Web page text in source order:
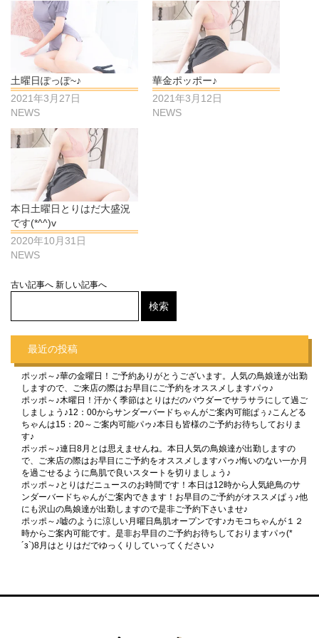
土曜日ぽっぽ~♪
2021年3月27日
NEWS
華金ポッポー♪
2021年3月12日
NEWS
本日土曜日とりはだ大盛況
です(*^^)v
2020年10月31日
NEWS
古い記事へ 新しい記事へ
最近の投稿
ポッポ～♪華の金曜日！ご予約ありがとうございます。人気の鳥娘達が出勤
しますので、ご来店の際はお早目にご予約をオススメしますパゥ♪
ポッポ～♪木曜日！汗かく季節はとりはだのパウダーでサラサラにして過ご
しましょう♪12：00からサンダーバードちゃんがご案内可能ぱぅ♪こんどる
ちゃんは15：20～ご案内可能パゥ♪本日も皆様のご予約お待ちしておりま
す♪
ポッポ～♪連日8月とは思えませんね。本日人気の鳥娘達が出勤しますの
で、ご来店の際はお早目にご予約をオススメしますパゥ♪悔いのない一か月
を過ごせるように鳥肌で良いスタートを切りましょう♪
ポッポ～♪とりはだニュースのお時間です！本日は12時から人気絶鳥のサ
ンダーバードちゃんがご案内できます！お早目のご予約がオススメぱぅ♪他
にも沢山の鳥娘達が出勤しますので是非ご予約下さいませ♪
ポッポ～♪嘘のように涼しい月曜日鳥肌オープンです♪カモコちゃんが１２
時からご案内可能です。是非お早目のご予約お待ちしておりますパゥ(*
´з`)8月はとりはだでゆっくりしていってください♪